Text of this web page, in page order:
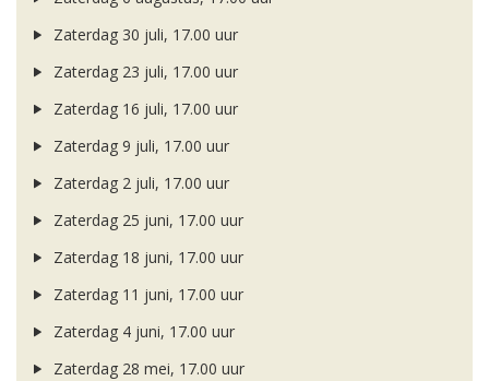
Zaterdag 30 juli, 17.00 uur
Zaterdag 23 juli, 17.00 uur
Zaterdag 16 juli, 17.00 uur
Zaterdag 9 juli, 17.00 uur
Zaterdag 2 juli, 17.00 uur
Zaterdag 25 juni, 17.00 uur
Zaterdag 18 juni, 17.00 uur
Zaterdag 11 juni, 17.00 uur
Zaterdag 4 juni, 17.00 uur
Zaterdag 28 mei, 17.00 uur